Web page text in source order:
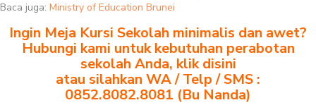
Baca juga: Ministry of Education Brunei
Ingin Meja Kursi Sekolah minimalis dan awet?
Hubungi kami untuk kebutuhan perabotan
sekolah Anda, klik disini
atau silahkan WA / Telp / SMS :
0852.8082.8081 (Bu Nanda)